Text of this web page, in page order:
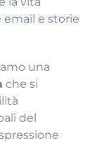
email e storie
una
che si
del